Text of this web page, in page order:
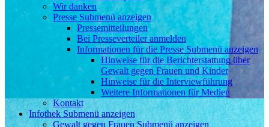
Wir danken
Presse Submenü anzeigen
Pressemitteilungen
Bei Presseverteiler anmelden
Informationen für die Presse Submenü anzeigen
Hinweise für die Berichterstattung über
Gewalt gegen Frauen und Kinder
Hinweise für die Interviewführung
Weitere Informationen für Medien
Kontakt
Infothek Submenü anzeigen
Gewalt gegen Frauen Submenü anzeigen